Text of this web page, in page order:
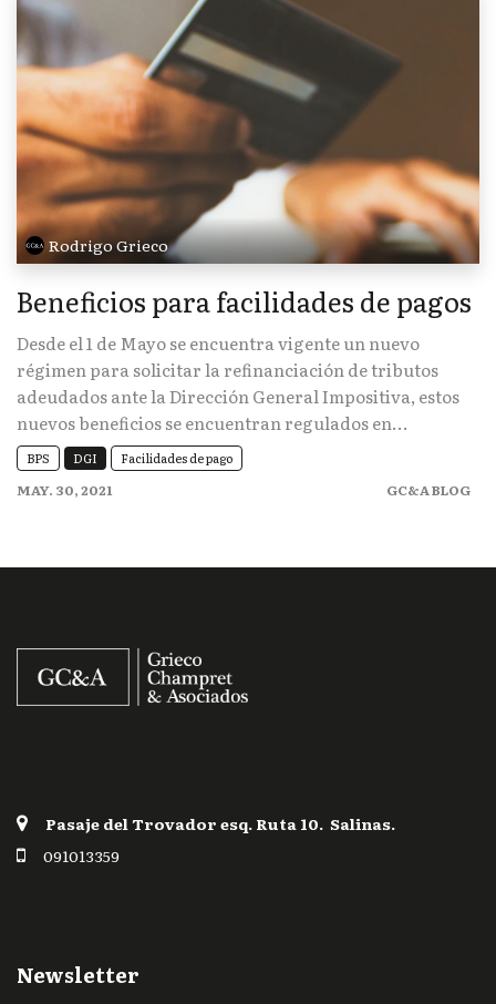
Rodrigo Grieco
Beneficios para facilidades de pagos
Desde el 1 de Mayo se encuentra vigente un nuevo
régimen para solicitar la refinanciación de tributos
adeudados ante la Dirección General Impositiva, estos
nuevos beneficios se encuentran regulados en...
BPS DGI Facilidades de pago
MAY. 30, 2021 GC&A BLOG
Pasaje del Trovador esq. Ruta 10. Salinas.
091013359
Newsletter